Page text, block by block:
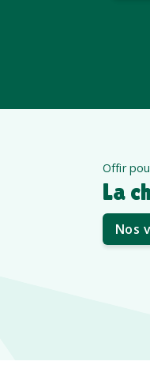
Offir
La
Nos